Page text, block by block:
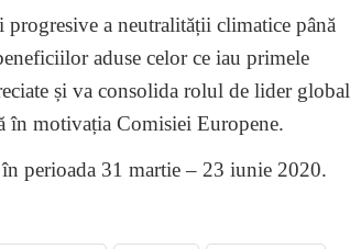
a neutralității climatice până
aduse celor ce iau primele
și va consolida rolul de lider global
în motivația Comisiei Europene.
perioada 31 martie – 23 iunie 2020.